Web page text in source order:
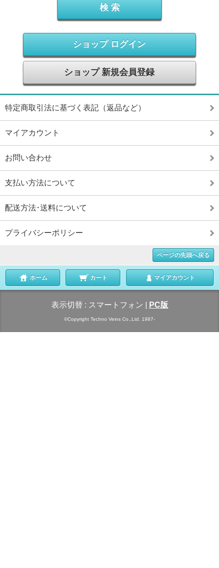
ショップ ログイン
ショップ 新規会員登録
特定商取引法に基づく表記（返品など）
マイアカウント
お問い合わせ
支払い方法について
配送方法･送料について
プライバシーポリシー
ページの先頭へ戻る
ホーム カート マイアカウント
表示切替 : スマートフォン PC版
©Copyright Techno Veins Co.,Ltd. 1987-